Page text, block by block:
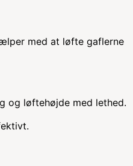
med at løfte gaflerne
og løftehøjde med lethed.